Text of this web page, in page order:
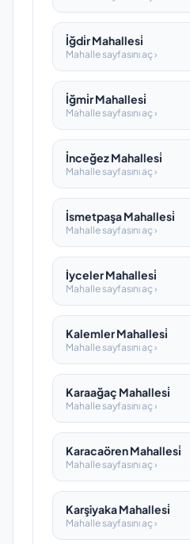
İğdi̇r Mahallesi̇
Mahalle sayfasını aç ›
İğmi̇r Mahallesi̇
Mahalle sayfasını aç ›
İnceğez Mahallesi̇
Mahalle sayfasını aç ›
İsmetpaşa Mahallesi̇
Mahalle sayfasını aç ›
İyceler Mahallesi̇
Mahalle sayfasını aç ›
Kalemler Mahallesi̇
Mahalle sayfasını aç ›
Karaağaç Mahallesi̇
Mahalle sayfasını aç ›
Karacaören Mahallesi̇
Mahalle sayfasını aç ›
Karşiyaka Mahallesi̇
Mahalle sayfasını aç ›